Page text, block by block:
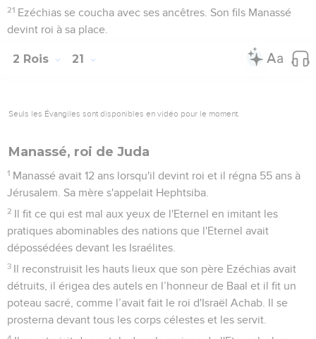
21 Ezéchias se coucha avec ses ancêtres. Son fils Manassé
devint roi à sa place.
2 Rois 21
Seuls les Évangiles sont disponibles en vidéo pour le moment.
Manassé, roi de Juda
1 Manassé avait 12 ans lorsqu'il devint roi et il régna 55 ans à
Jérusalem. Sa mère s'appelait Hephtsiba.
2 Il fit ce qui est mal aux yeux de l'Eternel en imitant les
pratiques abominables des nations que l'Eternel avait
dépossédées devant les Israélites.
3 Il reconstruisit les hauts lieux que son père Ezéchias avait
détruits, il érigea des autels en l’honneur de Baal et il fit un
poteau sacré, comme l’avait fait le roi d'Israël Achab. Il se
prosterna devant tous les corps célestes et les servit.